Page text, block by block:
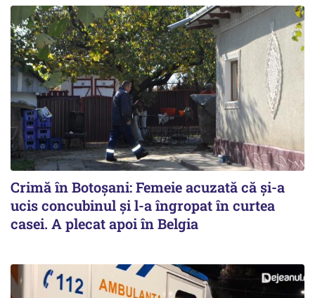
Crimă în Botoșani: Femeie acuzată că și-a
ucis concubinul și l-a îngropat în curtea
casei. A plecat apoi în Belgia